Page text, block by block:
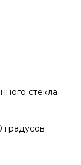
стекла
градусов